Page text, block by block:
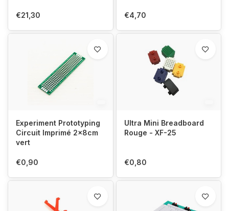
€21,30 €4,70
Experiment Prototyping
Circuit Imprimé 2x8cm
vert
€0,90
Ultra Mini Breadboard
Rouge - XF-25
€0,80